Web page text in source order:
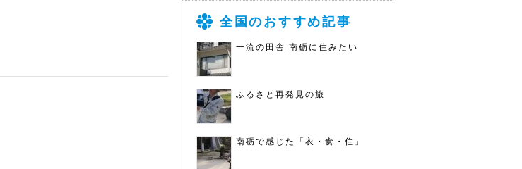
全国のおすすめ記事
一流の田舎 南砺に住みたい
ふるさと再発見の旅
南砺で感じた「衣・食・住」